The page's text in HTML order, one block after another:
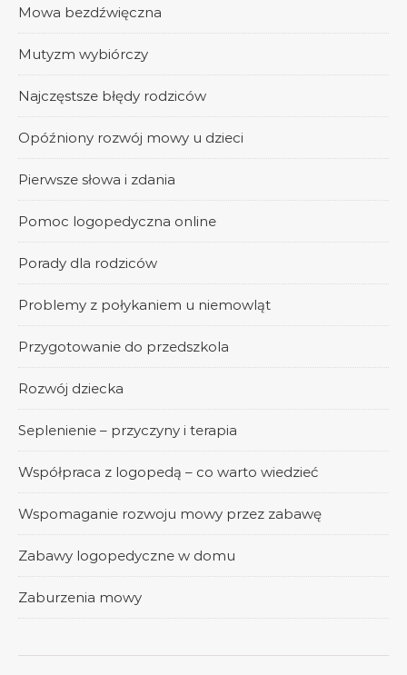
Mowa bezdźwięczna
Mutyzm wybiórczy
Najczęstsze błędy rodziców
Opóźniony rozwój mowy u dzieci
Pierwsze słowa i zdania
Pomoc logopedyczna online
Porady dla rodziców
Problemy z połykaniem u niemowląt
Przygotowanie do przedszkola
Rozwój dziecka
Seplenienie – przyczyny i terapia
Współpraca z logopedą – co warto wiedzieć
Wspomaganie rozwoju mowy przez zabawę
Zabawy logopedyczne w domu
Zaburzenia mowy